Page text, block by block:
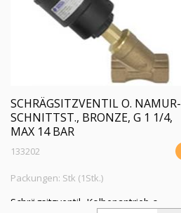
SCHRÄGSITZVENTIL O. NAMUR-
SCHNITTST., BRONZE, G 1 1/4,
MAX 14 BAR
133202
Packungen: Stk (1Stk.)
Schrägsitzventil, Kolbenantrieb o.